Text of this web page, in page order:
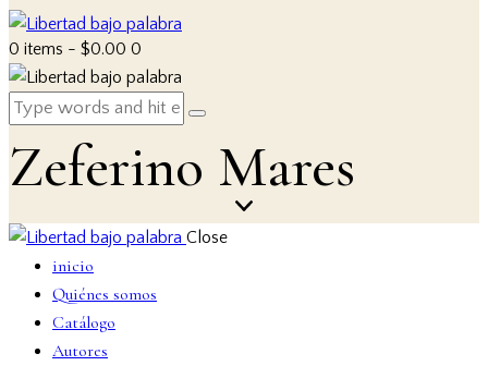
0 items - $0.00 0
Zeferino Mares
Close
inicio
Quiénes somos
Catálogo
Autores